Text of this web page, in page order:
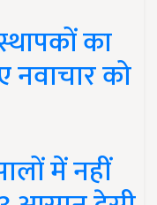
का
नवाचार को
में नहीं